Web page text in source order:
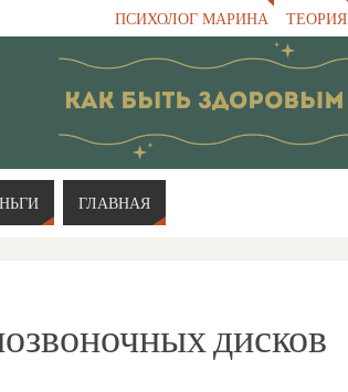
ПСИХОЛОГ МАРИНА ТЕОРИЯ
ГЛАВНАЯ
дисков